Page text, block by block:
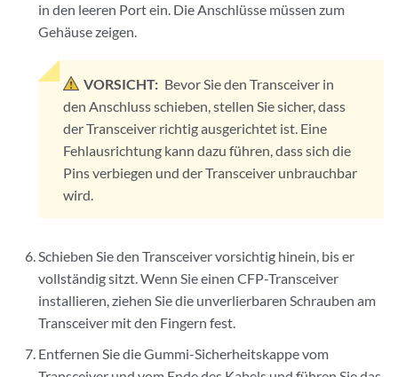
in den leeren Port ein. Die Anschlüsse müssen zum
Gehäuse zeigen.
VORSICHT: Bevor Sie den Transceiver in
den Anschluss schieben, stellen Sie sicher, dass
der Transceiver richtig ausgerichtet ist. Eine
Fehlausrichtung kann dazu führen, dass sich die
Pins verbiegen und der Transceiver unbrauchbar
wird.
Schieben Sie den Transceiver vorsichtig hinein, bis er
vollständig sitzt. Wenn Sie einen CFP-Transceiver
installieren, ziehen Sie die unverlierbaren Schrauben am
Transceiver mit den Fingern fest.
Entfernen Sie die Gummi-Sicherheitskappe vom